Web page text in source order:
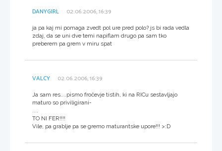
DANYGIRL 02.06.2006, 16:39
ja pa kaj mi pomaga zvedt pol ure pred polo? js bi rada vedla
zdaj, da se uni dve temi napiflam drugo pa sam tko
preberem pa grem v miru spat
VALCY 02.06.2006, 16:39
Ja sam res....pismo fročevje tistih, ki na RICu sestavljajo
maturo so priviligirani-
TO NI FER!!!!
Vile, pa grablje pa se gremo maturantske upore!!! >:D